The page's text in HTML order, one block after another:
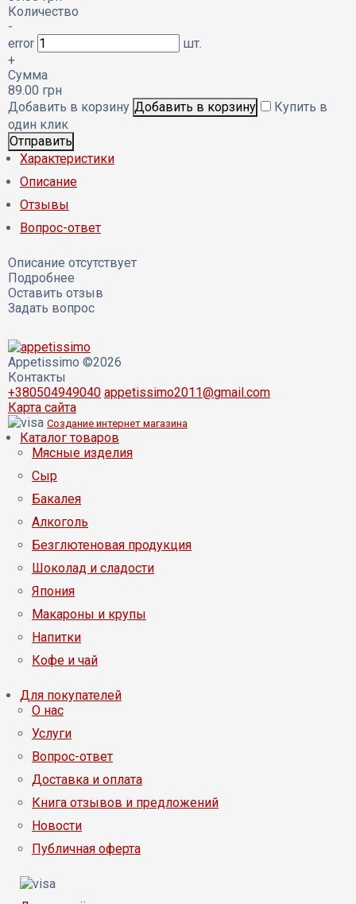
Количество
-
error
шт.
+
Сумма
89.00 грн
Добавить в корзину
Купить в
один клик
Характеристики
Описание
Отзывы
Вопрос-ответ
Описание отсутствует
Подробнее
Оставить отзыв
Задать вопрос
Appetissimo ©2026
Контакты
+380504949040 appetissimo2011@gmail.com
Карта сайта
Создание интернет магазина
Каталог товаров
Мясные изделия
Сыр
Бакалея
Алкоголь
Безглютеновая продукция
Шоколад и сладости
Япония
Макароны и крупы
Напитки
Кофе и чай
Для покупателей
О нас
Услуги
Вопрос-ответ
Доставка и оплата
Книга отзывов и предложений
Новости
Публичная оферта